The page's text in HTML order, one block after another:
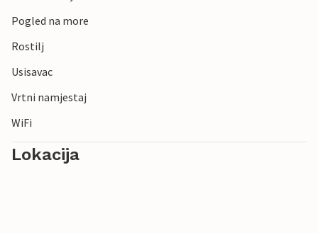
Pogled na more
Rostilj
Usisavac
Vrtni namjestaj
WiFi
Lokacija